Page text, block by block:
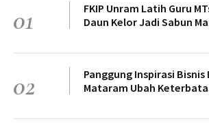
01
FKIP Unram Latih Guru
Daun Kelor Jadi Sabun
02
Panggung Inspirasi
Mataram Ubah